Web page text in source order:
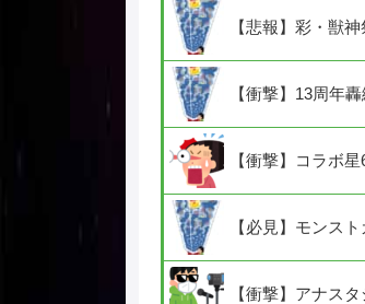
【悲報】彩・獣
【衝撃】13周年
【衝撃】コラボ
【必見】モンス
【衝撃】アナス